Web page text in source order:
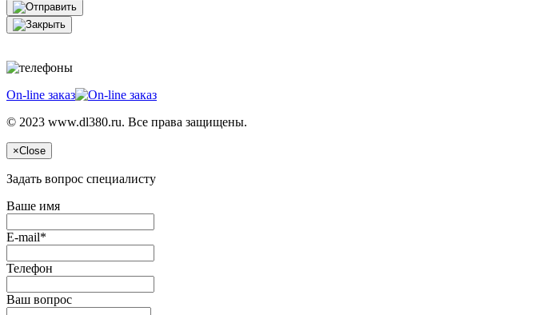
On-line заказ
© 2023 www.dl380.ru. Все права защищены.
×Close
Задать вопрос специалисту
Ваше имя
E-mail*
Телефон
Ваш вопрос